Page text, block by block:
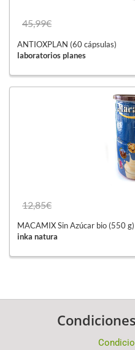
45,99€
ANTIOXPLAN (60 cápsulas)
laboratorios planes
12,85€
MACAMIX Sin Azúcar bio (550 g)
inka natura